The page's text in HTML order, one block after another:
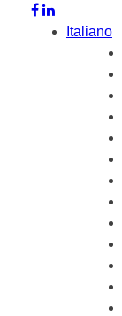
Italiano